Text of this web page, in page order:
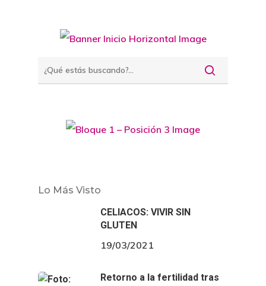
Lo Más Visto
CELIACOS: VIVIR SIN
GLUTEN
19/03/2021
Retorno a la fertilidad tras